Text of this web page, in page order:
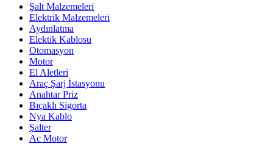
Şalt Malzemeleri
Elektrik Malzemeleri
Aydınlatma
Elektik Kablosu
Otomasyon
Motor
El Aletleri
Araç Şarj İstasyonu
Anahtar Priz
Bıçaklı Sigorta
Nya Kablo
Şalter
Ac Motor